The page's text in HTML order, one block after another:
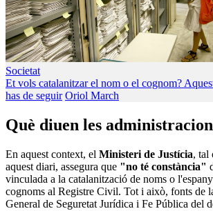
Societat
Et vols catalanitzar el nom o el cognom?
has de seguir Oriol March
Què diuen les
En aquest context, el Ministeri de Justícia, tal
aquest diari, assegura que "no té constància"
vinculada a la catalanització de noms o
cognoms al Registre Civil. Tot i això, fonts de
General de Seguretat Jurídica i Fe Pública del